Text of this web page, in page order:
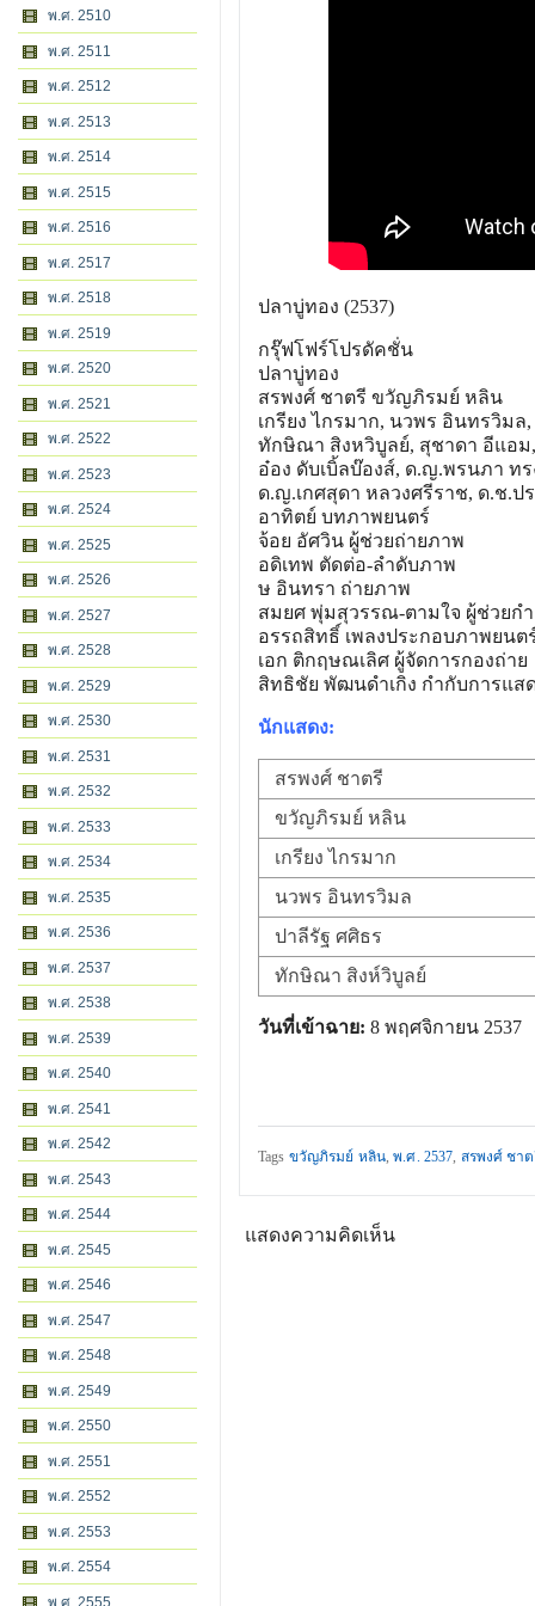
พ.ศ. 2510
พ.ศ. 2511
พ.ศ. 2512
พ.ศ. 2513
พ.ศ. 2514
พ.ศ. 2515
พ.ศ. 2516
พ.ศ. 2517
พ.ศ. 2518
พ.ศ. 2519
พ.ศ. 2520
พ.ศ. 2521
พ.ศ. 2522
พ.ศ. 2523
พ.ศ. 2524
พ.ศ. 2525
พ.ศ. 2526
พ.ศ. 2527
พ.ศ. 2528
พ.ศ. 2529
พ.ศ. 2530
พ.ศ. 2531
พ.ศ. 2532
พ.ศ. 2533
พ.ศ. 2534
พ.ศ. 2535
พ.ศ. 2536
พ.ศ. 2537
พ.ศ. 2538
พ.ศ. 2539
พ.ศ. 2540
พ.ศ. 2541
พ.ศ. 2542
พ.ศ. 2543
พ.ศ. 2544
พ.ศ. 2545
พ.ศ. 2546
พ.ศ. 2547
พ.ศ. 2548
พ.ศ. 2549
พ.ศ. 2550
พ.ศ. 2551
พ.ศ. 2552
พ.ศ. 2553
พ.ศ. 2554
พ.ศ. 2555
ปลาบู่ทอง (2537)
กรุ๊ฟโฟร์โปรดัคชั่น
ปลาบู่ทอง
สรพงศ์ ชาตรี ขวัญภิรมย์ หลิน
เกรียง ไกรมาก, นวพร อินทรวิมล
ทักษิณา สิงหวิบูลย์, สุชาดา อีแอม,
อ๋อง ดับเบิ้ลบ๊องส์, ด.ญ.พรนภา ท
ด.ญ.เกศสุดา หลวงศรีราช, ด.ช.ป
อาทิตย์ บทภาพยนตร์
จ้อย อัศวิน ผู้ช่วยถ่ายภาพ
อดิเทพ ตัดต่อ-ลำดับภาพ
ษ อินทรา ถ่ายภาพ
สมยศ พุ่มสุวรรณ-ตามใจ ผู้ช่วยก
อรรถสิทธิ์ เพลงประกอบภาพยนต
เอก ติกฤษณเลิศ ผู้จัดการกองถ่าย
สิทธิชัย พัฒนดำเกิง กำกับการแส
นักแสดง:
สรพงศ์ ชาตรี
ขวัญภิรมย์ หลิน
เกรียง ไกรมาก
นวพร อินทรวิมล
ปาลีรัฐ ศศิธร
ทักษิณา สิงห์วิบูลย์
วันที่เข้าฉาย: 8 พฤศจิกายน 2537
Tags ขวัญภิรมย์ หลิน,พ.ศ. 2537, สรพงศ์ ชา
แสดงความคิดเห็น